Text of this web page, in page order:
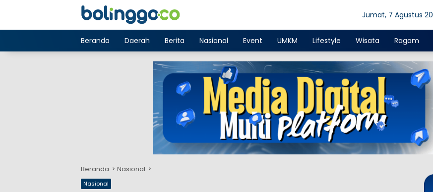
Jumat, 7 Agustus
Beranda Daerah Berita Nasional Event UMKM Lifestyle Wisata Ragam
Beranda Nasional
Nasional